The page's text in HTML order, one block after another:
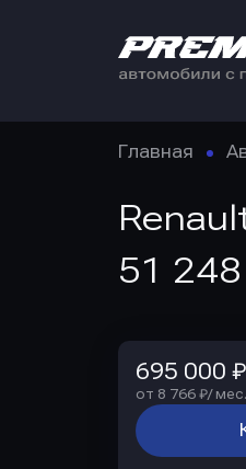
Главная
51
695 000 ₽
от 8 766 ₽/ мес.